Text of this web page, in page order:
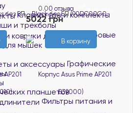
Клавиатуры и комплекты
и трекболы
Игровые
для мышек
Графические
планшетов
Фильтры питания и
наличии
0.00 отзыва В наличии
5022 грн
В корзину